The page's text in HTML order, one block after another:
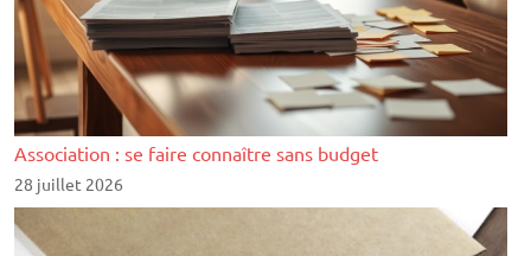
Association : se faire connaître sans budget
28 juillet 2026